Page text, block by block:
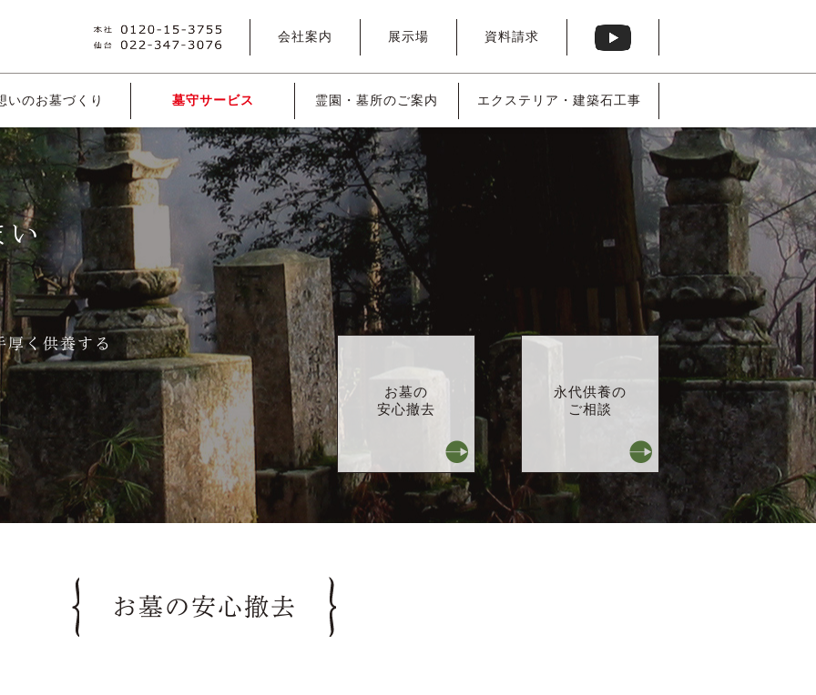
会社案内 展示場 資料請求
いのお墓づくり 墓守サービス 霊園・墓所のご案内 エクステリア・ 建築石工事
い
厚く供養する
永代供養の
ご相談
お墓の
安心撤去
お墓の安心撤去